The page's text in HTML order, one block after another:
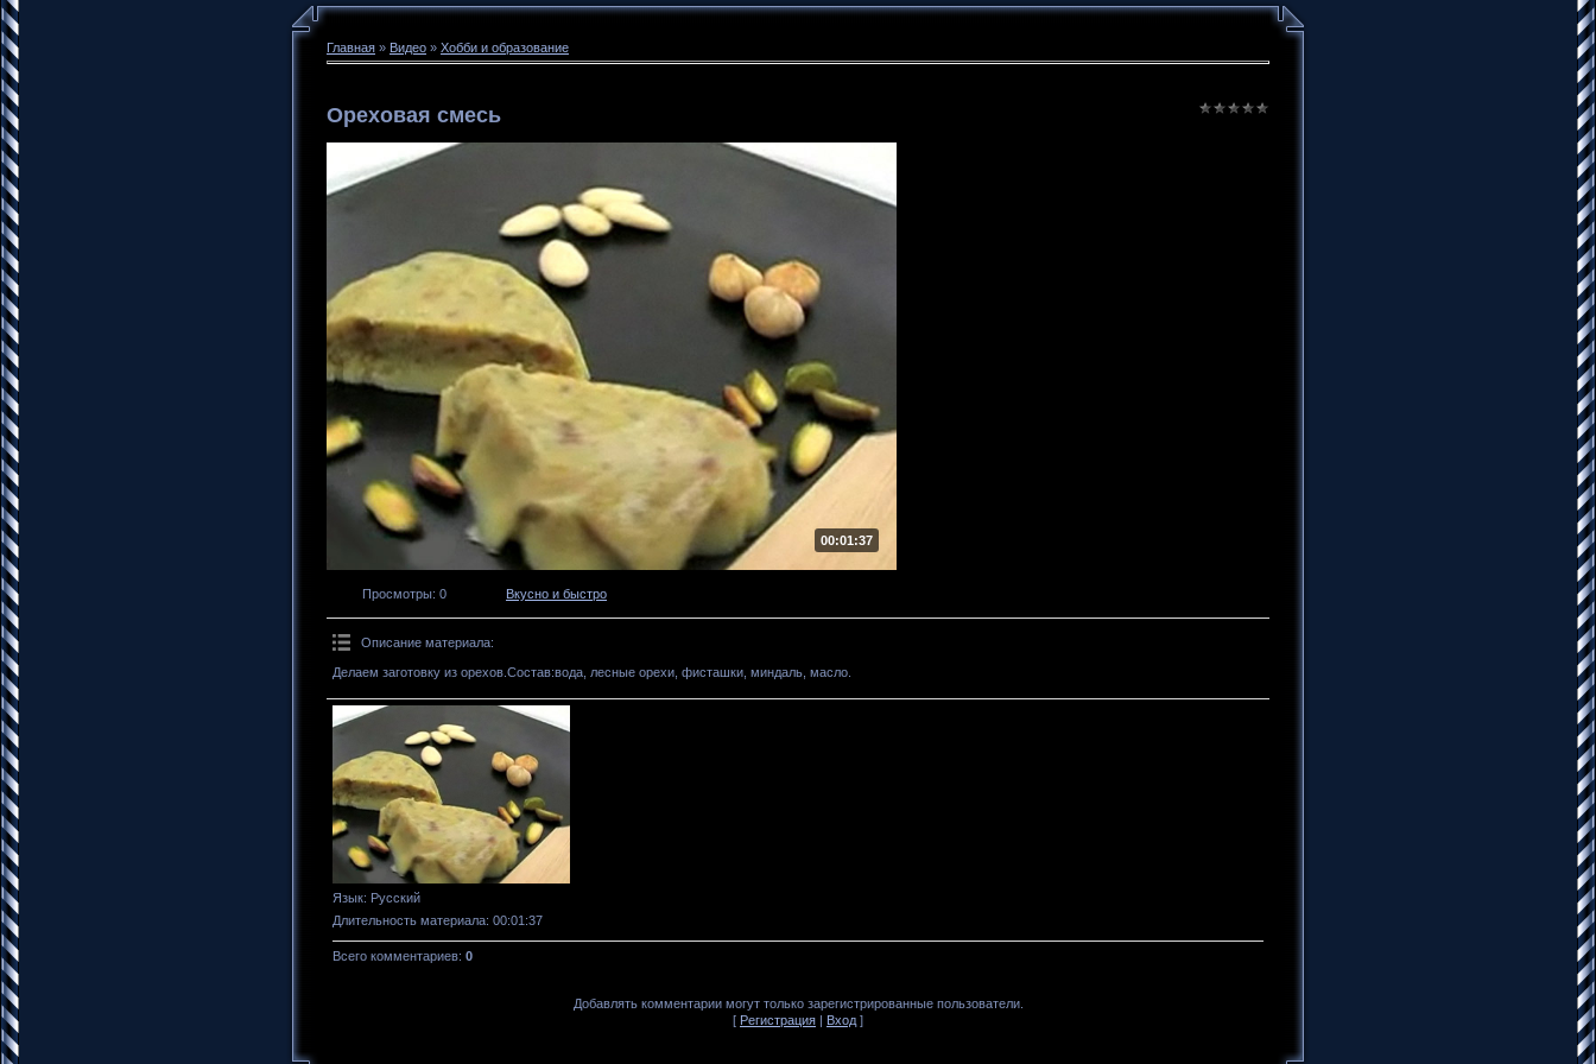
Главная » Видео » Хобби и образование
Ореховая смесь
00:01:37
Просмотры: 0 Вкусно и быстро
Описание материала:
Делаем заготовку из орехов.Состав:вода, лесные орехи, фисташки, миндаль, масло.
Язык: Русский
Длительность материала: 00:01:37
Всего комментариев: 0
Добавлять комментарии могут только зарегистрированные пользователи.
[ Регистрация | Вход ]